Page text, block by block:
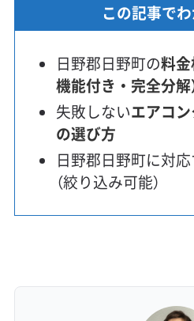
この記事で
日野郡日野町の料金
機能付き・完全分解
失敗しないエアコ
の選び方
日野郡日野町に対応
（絞り込み可能）